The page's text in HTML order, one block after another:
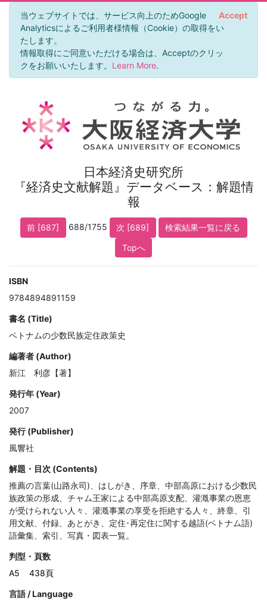
当ウェブサイトでは、サービス向上のためGoogle
Analyticsによるご利用者様情報（Cookie）の取得をい
たします。
情報取得にご同意いただける場合は、Acceptのクリッ
クをお願いいたします。 Learn More.
Accept
日本経済史研究所
『経済史文献解題』データベース：解題情
報
前 [687] 688/1755 次 [689]
検索結果一覧に戻る
Topへ
ISBN
9784894891159
書名 (Title)
ベトナムの少数民族定住政策史
編著者 (Author)
新江 利彦【著】
発行年 (Year)
2007
発行 (Publisher)
風響社
解題・目次 (Contents)
推薦の言葉(山路永司)、はしがき、序章、中部高原における少数民
族政策の形成、チャム王家による中部高原支配、灌漑事業の恩恵
が受けられない人々、灌漑事業の享受を拒絶する人々、終章、引
用文献、付録、あとがき、定住･再定住に関する越語(ベトナム語)
語彙集、索引、写真・図表一覧。
判型・頁数
A5
438頁
言語 / Language